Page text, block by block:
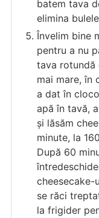
batem tava
elimina
Învelim bine
pentru a nu
tava rotundă
mai mare, în
a dat în
apă în tavă,
și lăsăm
minute, la
După 60
cheesecake-
se răci
la frigider